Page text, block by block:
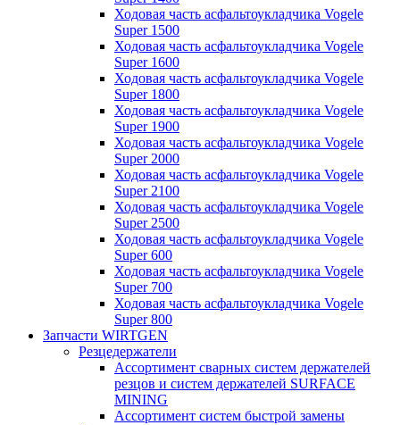
Ходовая часть асфальтоукладчика Vogele
Super 1500
Ходовая часть асфальтоукладчика Vogele
Super 1600
Ходовая часть асфальтоукладчика Vogele
Super 1800
Ходовая часть асфальтоукладчика Vogele
Super 1900
Ходовая часть асфальтоукладчика Vogele
Super 2000
Ходовая часть асфальтоукладчика Vogele
Super 2100
Ходовая часть асфальтоукладчика Vogele
Super 2500
Ходовая часть асфальтоукладчика Vogele
Super 600
Ходовая часть асфальтоукладчика Vogele
Super 700
Ходовая часть асфальтоукладчика Vogele
Super 800
Запчасти WIRTGEN
Резцедержатели
Ассортимент сварных систем держателей
резцов и систем держателей SURFACE
MINING
Ассортимент систем быстрой замены